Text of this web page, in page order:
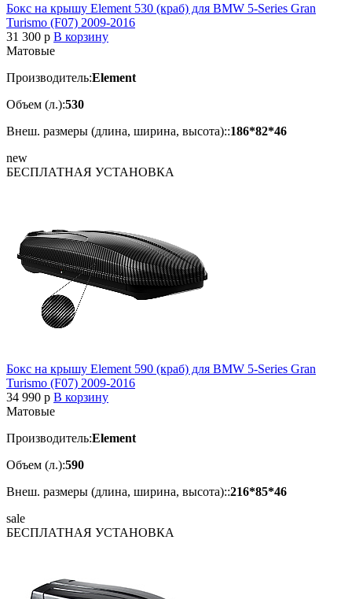
Бокс на крышу Element 530 (краб) для BMW 5-Series Gran
Turismo (F07) 2009-2016
31 300 p В корзину
Матовые
Производитель:Element
Объем (л.):530
Внеш. размеры (длина, ширина, высота)::186*82*46
new
БЕСПЛАТНАЯ УСТАНОВКА
Бокс на крышу Element 590 (краб) для BMW 5-Series Gran
Turismo (F07) 2009-2016
34 990 p В корзину
Матовые
Производитель:Element
Объем (л.):590
Внеш. размеры (длина, ширина, высота)::216*85*46
sale
БЕСПЛАТНАЯ УСТАНОВКА